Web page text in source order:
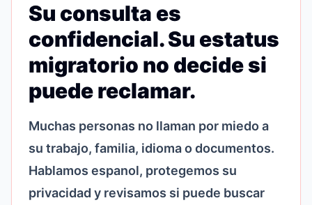
Su consulta es
confidencial. Su estatus
migratorio no decide si
puede reclamar.
Muchas personas no llaman por miedo a
su trabajo, familia, idioma o documentos.
Hablamos espanol, protegemos su
privacidad y revisamos si puede buscar